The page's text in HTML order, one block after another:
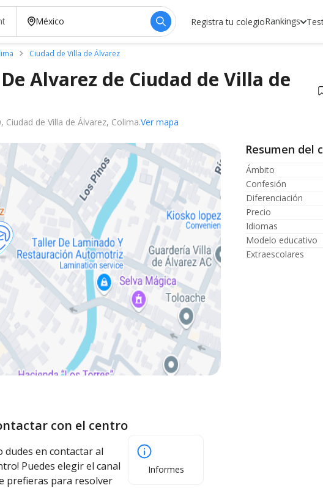
Registra tu colegioRankings
Ciudad de Villa de Álvarez
Alvarez de Ciudad de Villa de
Ciudad de Villa de Álvarez, Colima.Ver mapa
Resumen del
Ámbito
Confesión
Diferenciación
Precio
Idiomas
Modelo educativo
Extraescolares
con el centro
dudes en contactar al
Puedes elegir el canal
prefieras para resolver
Informes